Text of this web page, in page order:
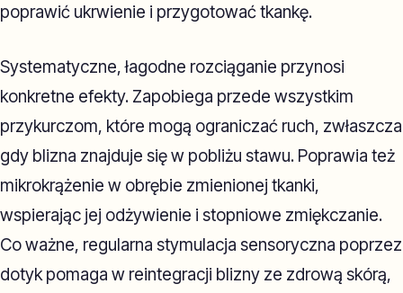
poprawić ukrwienie i przygotować tkankę.
Systematyczne, łagodne rozciąganie przynosi
konkretne efekty. Zapobiega przede wszystkim
przykurczom, które mogą ograniczać ruch, zwłaszcza
gdy blizna znajduje się w pobliżu stawu. Poprawia też
mikrokrążenie w obrębie zmienionej tkanki,
wspierając jej odżywienie i stopniowe zmiękczanie.
Co ważne, regularna stymulacja sensoryczna poprzez
dotyk pomaga w reintegracji blizny ze zdrową skórą,